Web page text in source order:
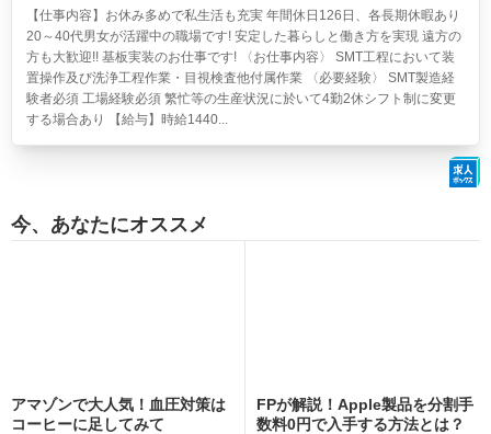
【仕事内容】お休み多めで私生活も充実 年間休日126日、各長期休暇あり
20～40代男女が活躍中の職場です! 安定した暮らしと働き方を実現 遠方の
方も大歓迎!! 基板実装のお仕事です! 〈お仕事内容〉 SMT工程において装
置操作及び洗浄工程作業・目視検査他付属作業 〈必要経験〉 SMT製造経
験者必須 工場経験必須 繁忙等の生産状況に於いて4勤2休シフト制に変更
する場合あり 【給与】時給1440...
今、あなたにオススメ
アマゾンで大人気！血圧対策は
コーヒーに足してみて
FPが解説！Apple製品を分割手
数料0円で入手する方法とは？